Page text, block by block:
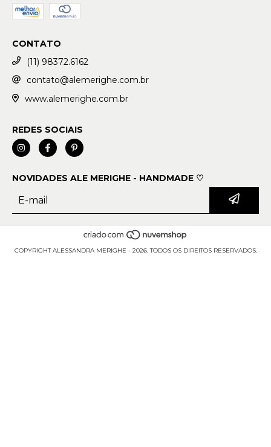
CONTATO
(11) 98372.6162
contato@alemerighe.com.br
www.alemerighe.com.br
REDES SOCIAIS
NOVIDADES ALE MERIGHE - HANDMADE ♡
COPYRIGHT ALESSANDRA MERIGHE - 2026. TODOS OS DIREITOS RESERVADOS.